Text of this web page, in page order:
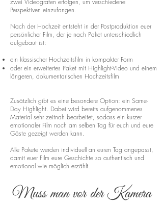
zwei Videografen erfolgen, um verschiedene
Perspektiven einzufangen.
Nach der Hochzeit entsteht in der Postproduktion euer
persönlicher Film, der je nach Paket unterschiedlich
aufgebaut ist:
ein klassischer Hochzeitsfilm in kompakter Form
oder ein erweitertes Paket mit Highlight-Video und einem
längeren, dokumentarischen Hochzeitsfilm
Zusätzlich gibt es eine besondere Option: ein Same-
Day Highlight. Dabei wird bereits aufgenommenes
Material sehr zeitnah bearbeitet, sodass ein kurzer
emotionaler Film noch am selben Tag für euch und eure
Gäste gezeigt werden kann.
Alle Pakete werden individuell an euren Tag angepasst,
damit euer Film eure Geschichte so authentisch und
emotional wie möglich erzählt.
Muss man vor der Kamera